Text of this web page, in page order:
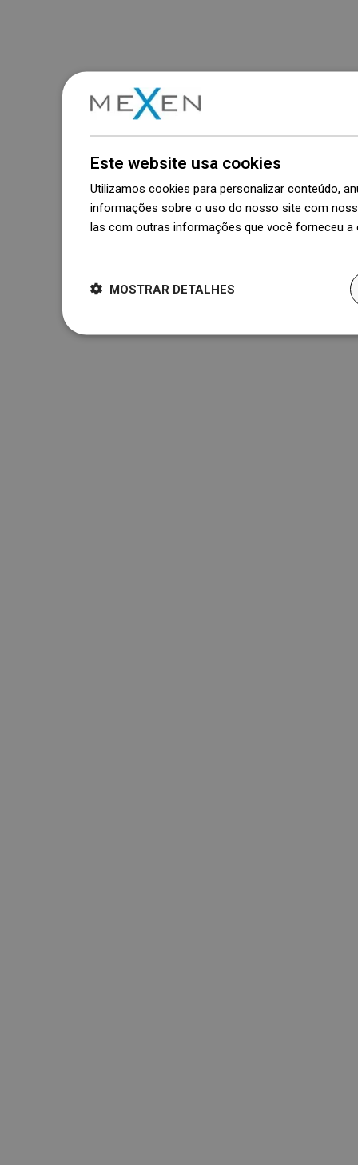
Este website usa cookies
Utilizamos cookies para personalizar conteúdo,
informações sobre o uso do nosso site com
las com outras informações que você forneceu
MOSTRAR DETALHES